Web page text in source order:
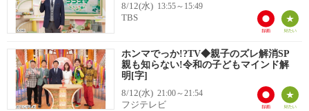
8/12(水) 13:55～15:49
TBS
ホンマでっか!?TV◆親子のズレ解消SP
親も知らない!令和の子どもマインド解
明[字]
8/12(水) 21:00～21:54
フジテレビ